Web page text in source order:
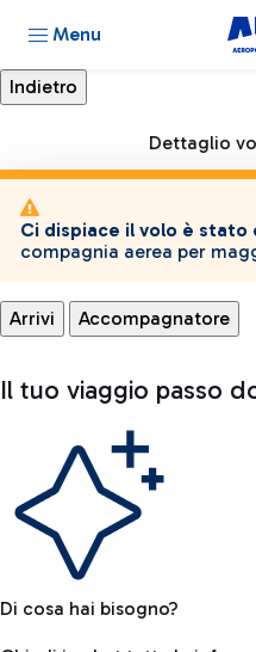
Menu
Dettaglio
Ci dispiace il volo è stato
compagnia aerea per
Arrivi Accompagnatore
Il tuo viaggio passo
Di cosa hai bisogno?